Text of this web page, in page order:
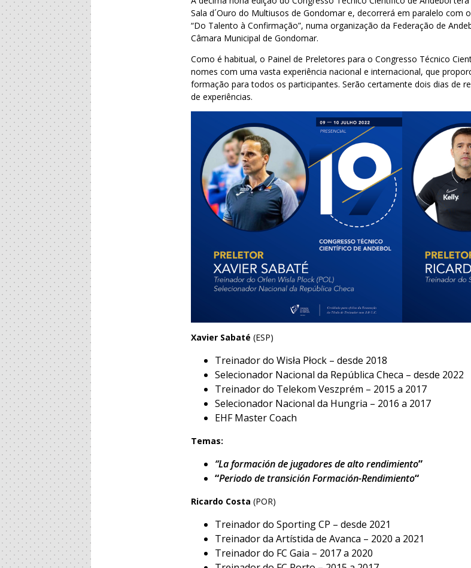
Sala d´Ouro do Multiusos de Gondomar e, decorrerá em paralelo com
“Do Talento à Confirmação”, numa organização da Federação de
Câmara Municipal de Gondomar.
Como é habitual, o Painel de Preletores para o Congresso Técnico
nomes com uma vasta experiência nacional e internacional, que
formação para todos os participantes. Serão certamente dois dias de
de experiências.
Xavier Sabaté (ESP)
Treinador do Wisła Płock – desde 2018
Selecionador Nacional da República Checa – desde 2022
Treinador do Telekom Veszprém – 2015 a 2017
Selecionador Nacional da Hungria – 2016 a 2017
EHF Master Coach
Temas:
“La formación de jugadores de alto rendimiento”
“Periodo de transición Formación-Rendimiento“
Ricardo Costa (POR)
Treinador do Sporting CP – desde 2021
Treinador da Artístida de Avanca – 2020 a 2021
Treinador do FC Gaia – 2017 a 2020